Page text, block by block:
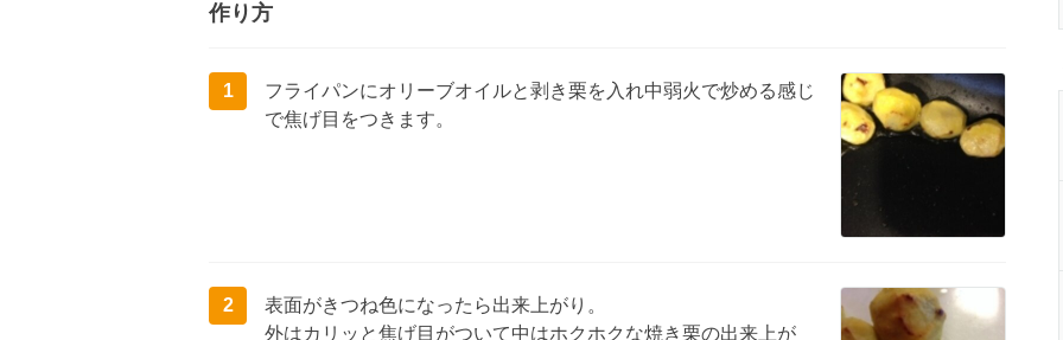
作り方
1
フライパンにオリーブオイルと剥き栗を入れ中弱火で炒める感じ
で焦げ目をつきます。
2
表面がきつね色になったら出来上がり。
外はカリッと焦げ目がついて中はホクホクな焼き栗の出来上が